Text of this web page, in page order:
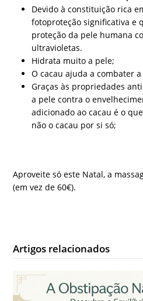
Devido à constituição rica
fotoproteção significativa e
proteção da pele humana
ultravioletas.
Hidrata muito a pele;
O cacau ajuda a combater
Graças às propriedades
a pele contra o
adicionado ao cacau é o
não o cacau por si só;
Aproveite só este Natal, a
(em vez de 60€).
Artigos relacionados